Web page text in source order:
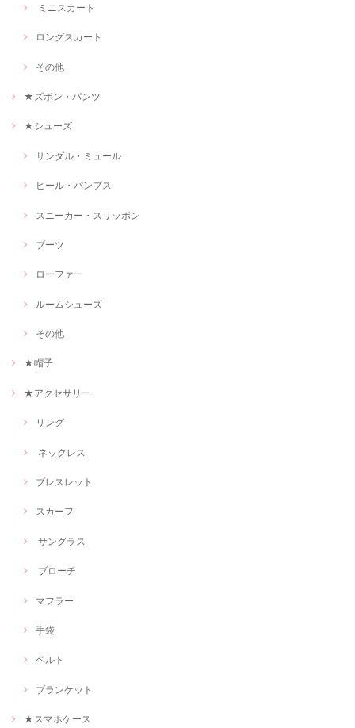
ミニスカート
ロングスカート
その他
★ズボン・パンツ
★シューズ
サンダル・ミュール
ヒール・パンプス
スニーカー・スリッポン
ブーツ
ローファー
ルームシューズ
その他
★帽子
★アクセサリー
リング
ネックレス
ブレスレット
スカーフ
サングラス
ブローチ
マフラー
手袋
ベルト
ブランケット
★スマホケース